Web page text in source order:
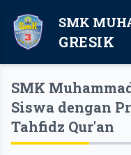
SMK
GRESIK
SMK
Siswa dengan
Tahfidz Qur'an